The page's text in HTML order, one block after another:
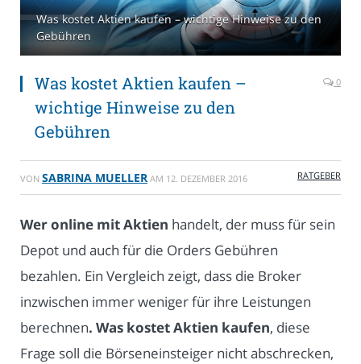
Was kostet Aktien kaufen – wichtige Hinweise zu den
Gebühren
Was kostet Aktien kaufen –
wichtige Hinweise zu den
Gebühren
0
VON SABRINA MUELLER AM 12. DEZEMBER 2016 RATGEBER
Wer online mit Aktien handelt, der muss für sein
Depot und auch für die Orders Gebühren
bezahlen. Ein Vergleich zeigt, dass die Broker
inzwischen immer weniger für ihre Leistungen
berechnen. Was kostet Aktien kaufen, diese
Frage soll die Börseneinsteiger nicht abschrecken,